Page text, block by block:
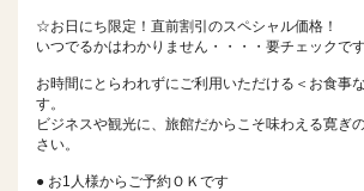
☆お日にち限定！直前割引のスペシャル価格！
いつでるかはわかりません・・・・要チェックで
お時間にとらわれずにご利用いただける＜お食事
す。
ビジネスや観光に、旅館だからこそ味わえる寛ぎ
さい。
● お1人様からご予約ＯＫです